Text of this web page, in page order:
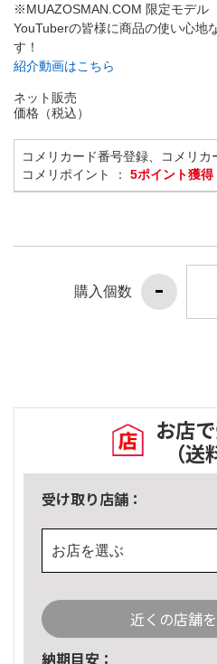
※MUAZOSMAN.COM 限定モデル
YouTuberの皆様に商品の使い心地
す！
紹介動画はこちら
ネット販売
価格（税込）
コメリカード番号登録、コメリカ
コメリポイント ： 5ポイント獲得
購入個数
お店
（送
受け取り店舗：
お店を選ぶ
近くの店舗
納期目安：